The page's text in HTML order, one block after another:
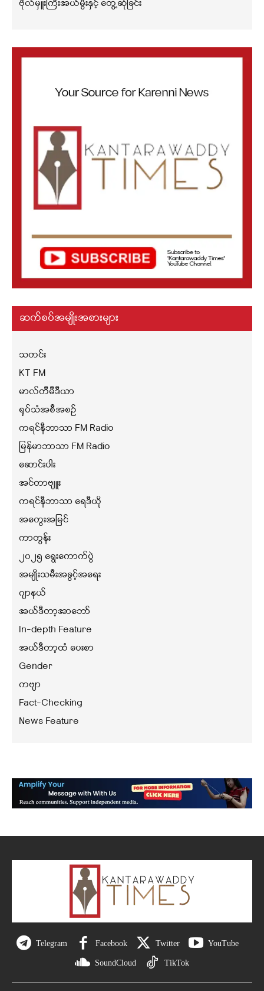
ဗိုလ်မှူးကြီးအယ်မွီးနှင့် တွေ့ဆုံခြင်း
ဆက်စပ်အမျိုးအစားများ
သတင်း
KT FM
မာလ်တီမီဒီယာ
ရုပ်သံအစီအစဉ်
ကရင်နီဘာသာ FM Radio
မြန်မာဘာသာ FM Radio
ဆောင်းပါး
အင်တာဗျူး
ကရင်နီဘာသာ ရေဒီယို
အတွေးအမြင်
ကာတွန်း
၂၀၂၅ ရွေးကောက်ပွဲ
အမျိုးသမီးအခွင့်အရေး
ဂျာနယ်
အယ်ဒီတာ့အာဘော်
In-depth Feature
အယ်ဒီတာ့ထံ ပေးစာ
Gender
ကဗျာ
Fact-Checking
News Feature
Telegram Facebook Twitter YouTube
SoundCloud TikTok